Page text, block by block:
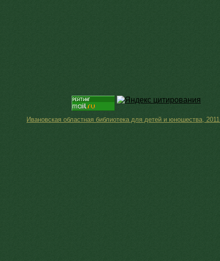
Ивановская областная библиотека для детей и юношества,